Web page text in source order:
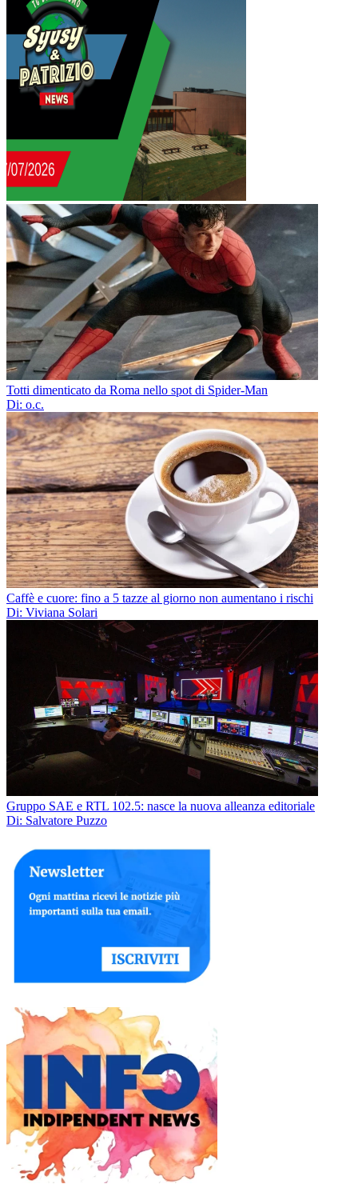
Totti dimenticato da Roma nello spot di Spider-Man
Di: o.c.
Caffè e cuore: fino a 5 tazze al giorno non aumentano i rischi
Di: Viviana Solari
Gruppo SAE e RTL 102.5: nasce la nuova alleanza editoriale
Di: Salvatore Puzzo